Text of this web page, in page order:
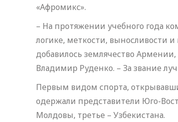
«Афромикс».
– На протяжении учебного года
логике, меткости, выносливости
добавилось землячество Армении,
Владимир Руденко. – За звание
Первым видом спорта,
одержали представители Юго-
Молдовы, третье – Узбекистана.